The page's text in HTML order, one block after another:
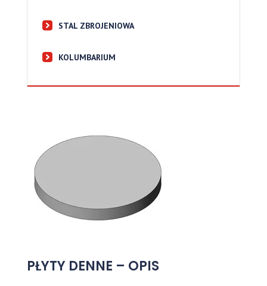
STAL ZBROJENIOWA
KOLUMBARIUM
PŁYTY DENNE – OPIS